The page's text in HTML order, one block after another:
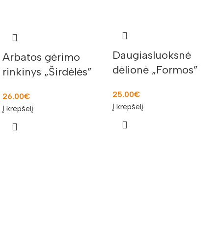
Arbatos gėrimo
rinkinys „Širdėlės”
26.00€
Į krepšelį
Daugiasluoksnė
dėlionė „Formos”
25.00€
Į krepšelį